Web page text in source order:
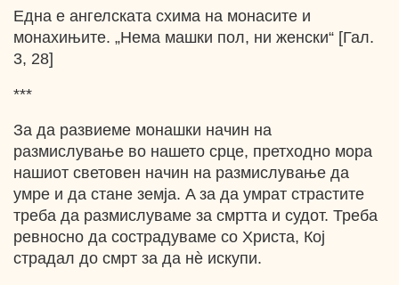
Една e ангелската схима на монасите и
монахињите. „Нема машки пол, ни женски“ [Гал.
3, 28]
***
За да развиеме монашки начин на
размислување во нашето срце, претходно мора
нашиот световен начин на размислување да
умре и да стане земја. A за да умрат страстите
треба да размислуваме за смртта и судот. Треба
ревносно да сострадуваме со Христа, Кој
страдал до смрт за да нѐ искупи.